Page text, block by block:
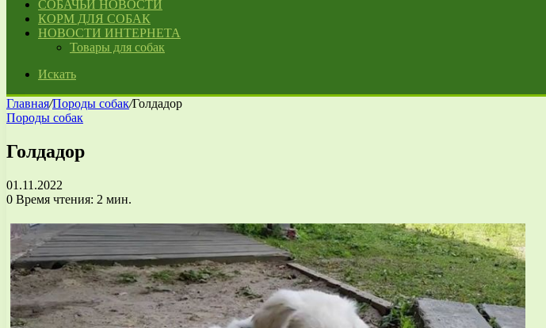
СОБАЧЬИ НОВОСТИ
КОРМ ДЛЯ СОБАК
НОВОСТИ ИНТЕРНЕТА
Товары для собак
Искать
Главная/Породы собак/Голдадор
Породы собак
Голдадор
01.11.2022
0 Время чтения: 2 мин.